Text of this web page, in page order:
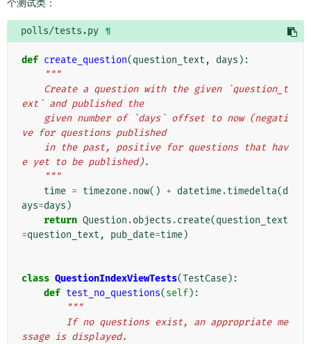
个测试类：
polls/tests.py ¶
def create_question(question_text , days ):
"""
ext` and published the
ve for questions published
e yet to be published).
    """
time = timezone.now() + datetime.timedelta(d
ays=days )
return Question .objects .create(question_text
=question_text , pub_date=time)
class QuestionIndexViewTests(TestCase):
def test_no_questions(self):
"""
ssage is displayed.